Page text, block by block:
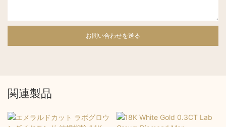
お問い合わせを送る
関連製品